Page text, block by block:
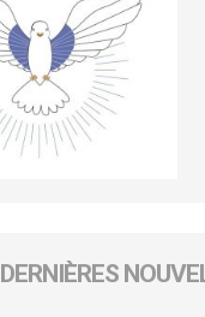
DERNIÈRES